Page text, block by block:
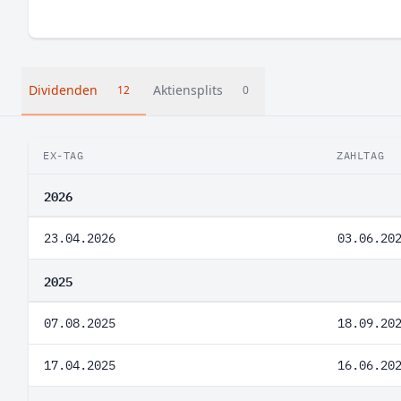
Dividenden 12 Aktiensplits 0
EX-TAG ZAHLTAG
2026
23.04.2026
2025
07.08.2025
17.04.2025